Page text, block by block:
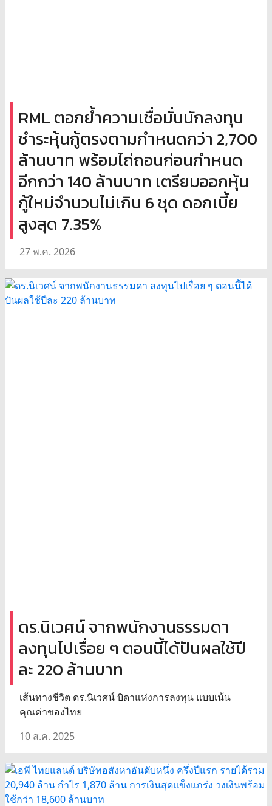
RML ตอกย้ำความเชื่อมั่นนักลงทุน
ชำระหุ้นกู้ตรงตามกำหนดกว่า 2,700
ล้านบาท พร้อมไถ่ถอนก่อนกำหนด
อีกกว่า 140 ล้านบาท เตรียมออกหุ้น
กู้ใหม่จำนวนไม่เกิน 6 ชุด ดอกเบี้ย
สูงสุด 7.35%
27 พ.ค. 2026
ดร.นิเวศน์ จากพนักงานธรรมดา
ลงทุนไปเรื่อย ๆ ตอนนี้ได้ปันผลใช้ปี
ละ 220 ล้านบาท
เส้นทางชีวิต ดร.นิเวศน์ บิดาแห่งการลงทุน แบบเน้น
คุณค่าของไทย
10 ส.ค. 2025